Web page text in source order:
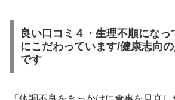
良い口コミ４・生理不順にな
にこだわっています/健康志向
です